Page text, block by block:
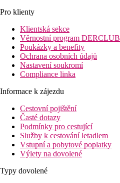
Pro klienty
Klientská sekce
Věrnostní program DERCLUB
Poukázky a benefity
Ochrana osobních údajů
Nastavení soukromí
Compliance linka
Informace k zájezdu
Cestovní pojištění
Časté dotazy
Podmínky pro cestující
Služby k cestování letadlem
Vstupní a pobytové poplatky
Výlety na dovolené
Typy dovolené